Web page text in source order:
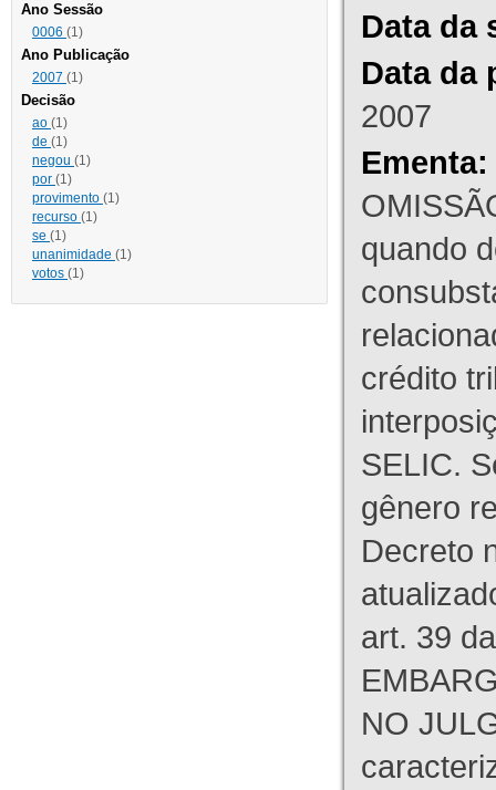
Ano Sessão
0006 (1)
Ano Publicação
2007 (1)
Decisão
ao (1)
de (1)
negou (1)
por (1)
provimento (1)
recurso (1)
se (1)
unanimidade (1)
votos (1)
Data da
Data da
2007
Ementa:
quando
crédito
SELIC.
gênero
Decreto
art. 39
NO